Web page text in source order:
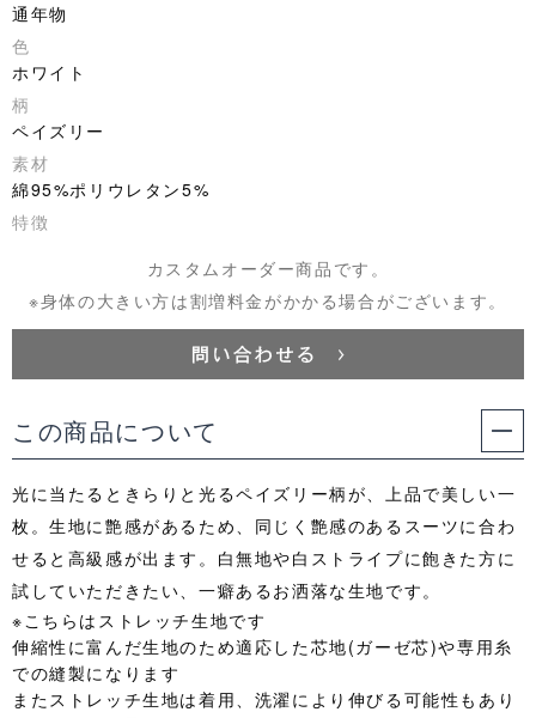
通年物
色
ホワイト
柄
ペイズリー
素材
綿95%ポリウレタン5%
特徴
カスタムオーダー商品です。
※身体の大きい方は割増料金がかかる場合がございます。
この商品について
光に当たるときらりと光るペイズリー柄が、上品で美しい一
枚。生地に艶感があるため、同じく艶感のあるスーツに合わ
せると高級感が出ます。白無地や白ストライプに飽きた方に
試していただきたい、一癖あるお洒落な生地です。
※こちらはストレッチ生地です
伸縮性に富んだ生地のため適応した芯地(ガーゼ芯)や専用糸
での縫製になります
またストレッチ生地は着用、洗濯により伸びる可能性もあり